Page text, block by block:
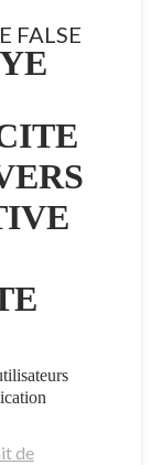
FALSE
de